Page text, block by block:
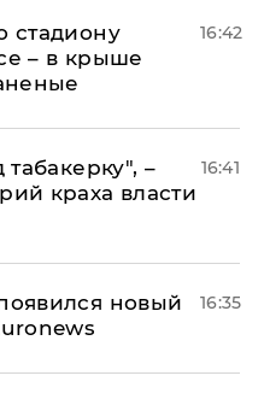
стадиону
– в крыше
16:42
–
краха власти
16:41
новый
16:35